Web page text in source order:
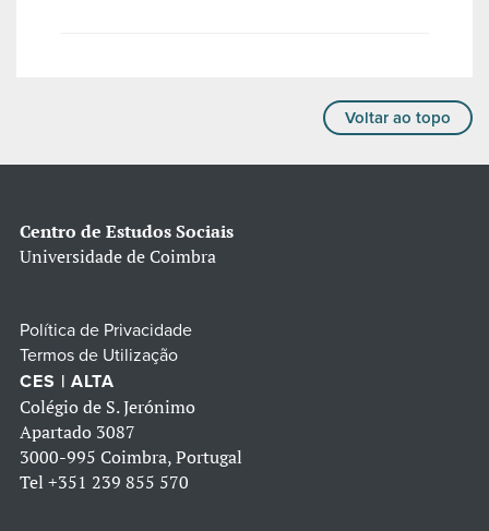
Voltar ao topo
Centro de Estudos Sociais
Universidade de Coimbra
Política de Privacidade
Termos de Utilização
CES | ALTA
Colégio de S. Jerónimo
Apartado 3087
3000-995 Coimbra, Portugal
Tel +351 239 855 570